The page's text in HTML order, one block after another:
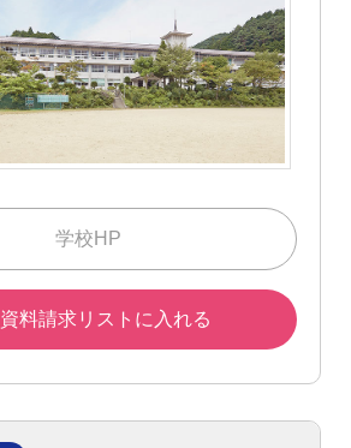
学校HP
資料請求リストに入れる